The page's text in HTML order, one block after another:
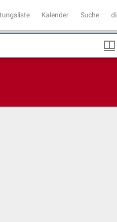
Kalender Suche